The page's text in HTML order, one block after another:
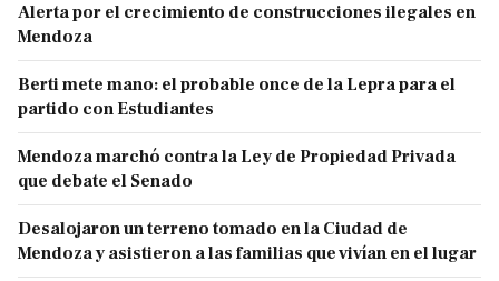
Alerta por el crecimiento de construcciones ilegales en
Mendoza
Berti mete mano: el probable once de la Lepra para el
partido con Estudiantes
Mendoza marchó contra la Ley de Propiedad Privada
que debate el Senado
Desalojaron un terreno tomado en la Ciudad de
Mendoza y asistieron a las familias que vivían en el lugar